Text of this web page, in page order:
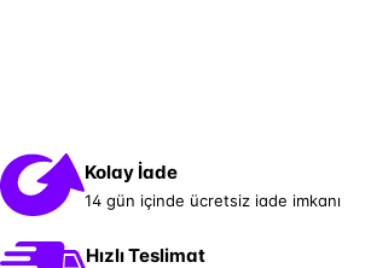
Kolay İade
14 gün içinde ücretsiz iade imkanı
Hızlı Teslimat